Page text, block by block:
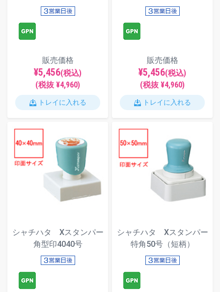
販売価格
¥5,456(税込)
(税抜 ¥4,960)
トレイに入れる
販売価格
¥5,456(税込)
(税抜 ¥4,960)
トレイに入れる
シャチハタ Xスタンパー
角型印4040号
シャチハタ Xスタンパー
特角50号（短柄）